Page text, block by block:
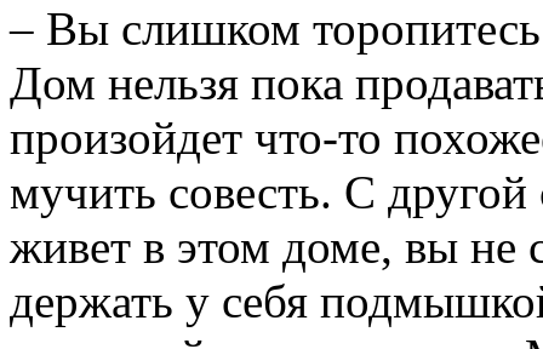
– Вы слишком
Дом нельзя пока
произойдет что-то
мучить совесть. С
живет в этом доме, вы не
держать у себя